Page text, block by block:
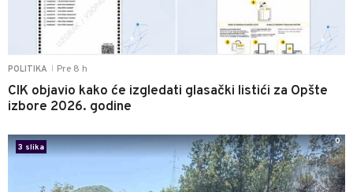
POLITIKA Pre 8 h
CIK objavio kako će izgledati glasački listići za Opšte
izbore 2026. godine
3 slika
0